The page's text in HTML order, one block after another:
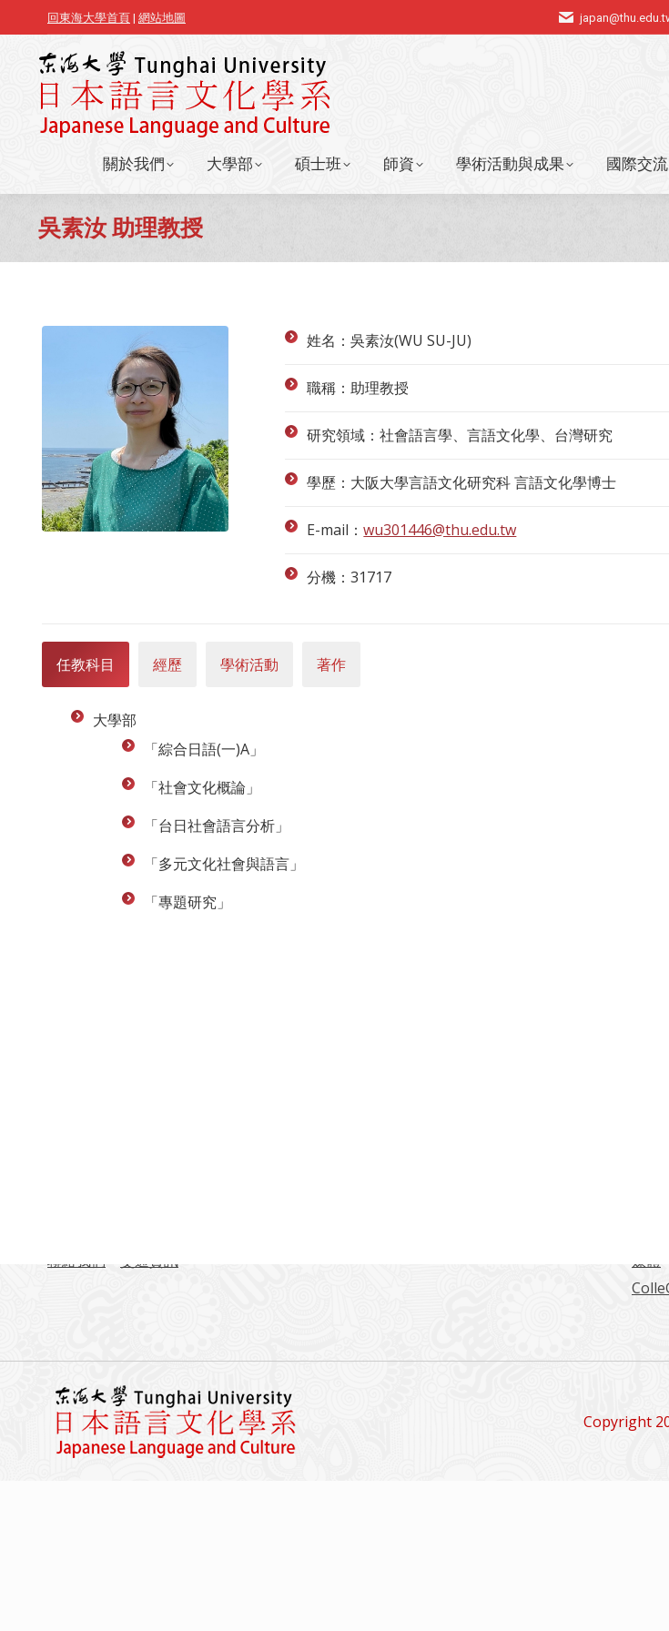
回東海大學首頁 | 網站地圖
關於我們 大學部 碩士班 師資 學術活動與成果 國際交流
吳素汝 助理教授
姓名：吳素汝(WU SU-JU)
職稱：助理教授
研究領域：社會語言學、言語文化學、台灣研究
學歷：大阪大學言語文化研究科 言語文化學博士
E-mail：wu301446@thu.edu.tw
分機：31717
任教科目 經歷 學術活動 著作
大學部
「綜合日語(一)A」
「社會文化概論」
「台日社會語言分析」
「多元文化社會與語言」
「專題研究」
聯絡我們
交通資訊
媒體
Copyright
關於我們 大學部 碩士班 師資 學術活動與成果 國際交流